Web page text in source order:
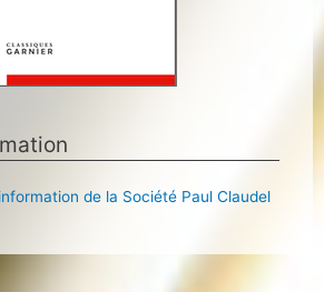
de la Société Paul Claudel